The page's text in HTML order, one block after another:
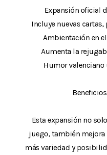
Expansión oficial
Incluye nuevas
Ambientación en
Aumenta la
Humor valenciano
Esta expansión no
juego, también mejora
más variedad y